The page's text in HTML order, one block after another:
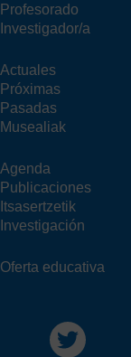
Profesorado
Investigador/a
Actuales
Próximas
Pasadas
Musealiak
Agenda
Publicaciones
Itsasertzetik
Investigación
Oferta educativa